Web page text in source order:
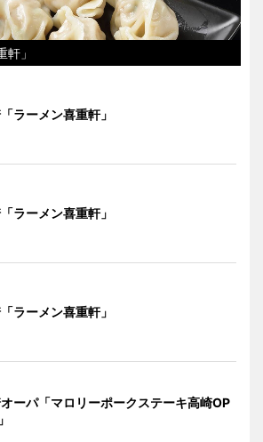
」
ラーメン喜重軒」
ラーメン喜重軒」
ラーメン喜重軒」
ーパ「マロリーポークステーキ高崎OP